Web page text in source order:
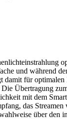
und während
damit für
Übertragung
mit dem
das
über den